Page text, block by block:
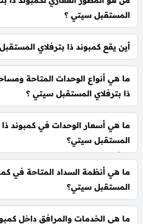
المستقبل سيتي ؟
شركة مدينة مصر Madinet Masr.
أين يقع كمبوند ذا بترفلاي
يقع كمبوند ذا بترفلاي في قلب
مقربة من مدينتي وكمبوند سراي.
ما هي أنواع الوحدات المتاحة
ذا بترفلاي المستقبل سيتي ؟
يضم الكمبوند مجموعة متنوعة من
من 175 متر²
ما هي أسعار الوحدات في كمبوند ذا
المستقبل سيتي؟
تبدأ الأسعار من
الوحدة والمساحة ،كما أن الأسعار
تطورات السوق.
ما هي أنظمة السداد المتاحة في
المستقبل سيتي؟
يمكنك
الباقي على فترة تصل إلي 8 سنوات بدون أي فوائد.
ما هي الخدمات والمرافق داخل